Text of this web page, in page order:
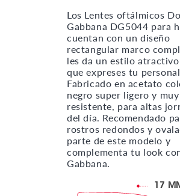
Los Lentes oftálmicos
Gabbana DG5044 para
cuentan con un diseño
rectangular marco
les da un estilo
que expreses tu
Fabricado en acetato
negro super ligero y muy
resistente, para altas
del día. Recomendado
rostros redondos y
parte de este modelo y
complementa tu look
Gabbana.
17